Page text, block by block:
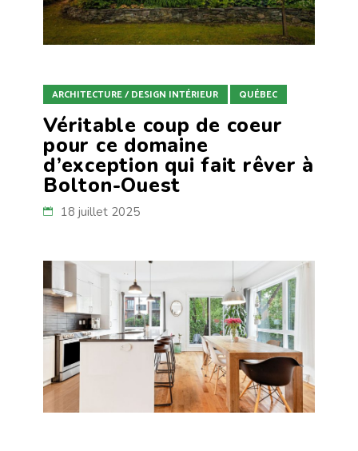
ARCHITECTURE / DESIGN INTÉRIEUR QUÉBEC
Véritable coup de coeur
pour ce domaine
d’exception qui fait rêver à
Bolton-Ouest
18 juillet 2025